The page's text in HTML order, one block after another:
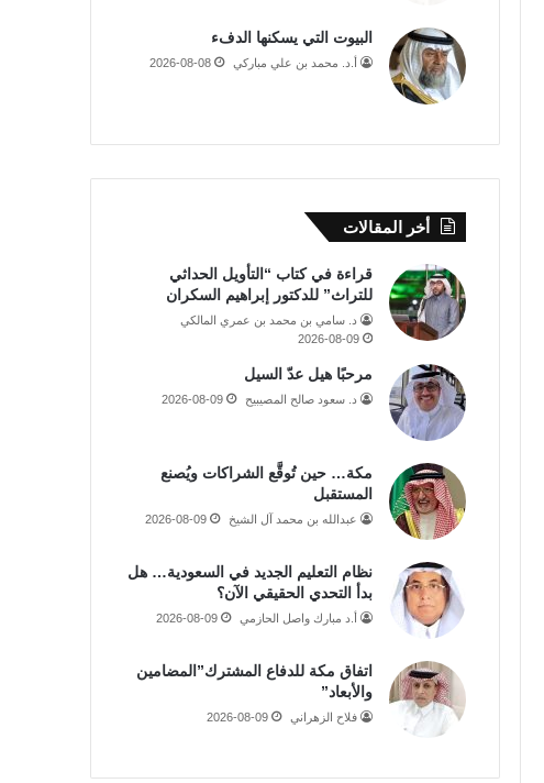
البيوت التي يسكنها الدفء
أ.د. محمد بن علي مباركي 2026-08-08
أخر المقالات
قراءة في كتاب “التأويل الحداثي
للتراث” للدكتور إبراهيم السكران
د. سامي بن محمد بن عمري المالكي
2026-08-09
مرحبًا هيل عدّ السيل
د. سعود صالح المصيبيح 2026-08-09
مكة… حين تُوقَّع الشراكات ويُصنع
المستقبل
عبدالله بن محمد آل الشيخ 2026-08-09
نظام التعليم الجديد في السعودية… هل
بدأ التحدي الحقيقي الآن؟
أ.د مبارك واصل الحازمي 2026-08-09
اتفاق مكة للدفاع المشترك”المضامين
والأبعاد”
فلاح الزهراني 2026-08-09